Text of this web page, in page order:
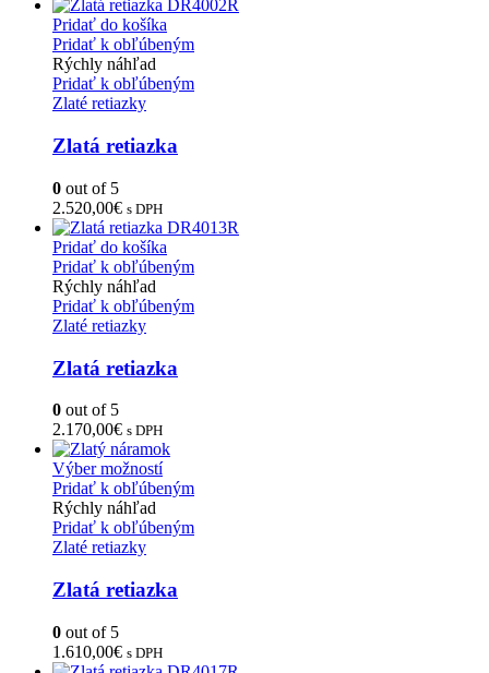
Pridať do košíka
Pridať k obľúbeným
Rýchly náhľad
Pridať k obľúbeným
Zlaté retiazky
Zlatá retiazka
0 out of 5
2.520,00€ s DPH
Pridať do košíka
Pridať k obľúbeným
Rýchly náhľad
Pridať k obľúbeným
Zlaté retiazky
Zlatá retiazka
0 out of 5
2.170,00€ s DPH
Výber možností
Pridať k obľúbeným
Rýchly náhľad
Pridať k obľúbeným
Zlaté retiazky
Zlatá retiazka
0 out of 5
1.610,00€ s DPH